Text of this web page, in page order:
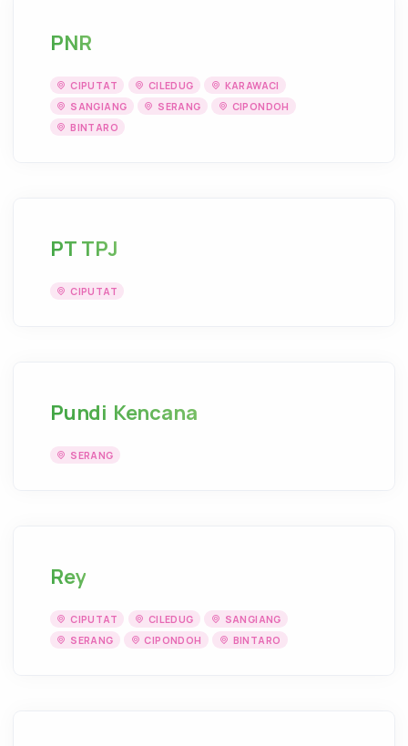
PNR
CIPUTAT CILEDUG
KARAWACI
SANGIANG
SERANG
CIPONDOH
BINTARO
PT TPJ
CIPUTAT
Pundi Kencana
SERANG
Rey
CIPUTAT CILEDUG
SANGIANG
SERANG
CIPONDOH BINTARO